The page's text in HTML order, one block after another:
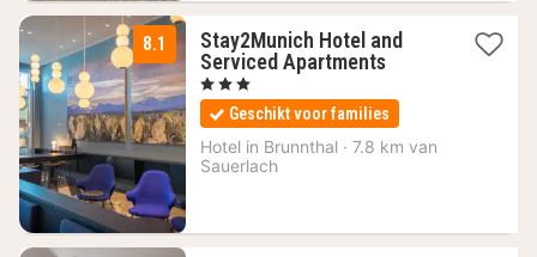
8.1
Stay2Munich Hotel and
Serviced Apartments1
vanaf
99
€
, 3 Sterren
Geschikt voor families
Hotel in Brunnthal · 7.8 km van
Sauerlach